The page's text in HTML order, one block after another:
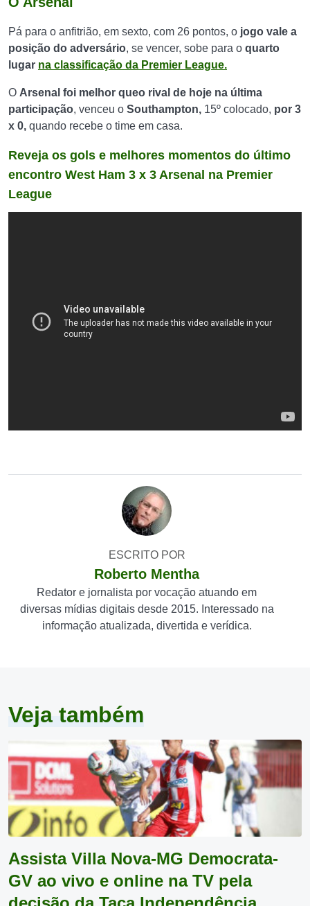
Pá para o anfitrião, em sexto, com 26 pontos, o jogo vale a
posição do adversário, se vencer, sobe para o quarto
lugar na classificação da Premier League.
O Arsenal foi melhor queo rival de hoje na última
participação, venceu o Southampton, 15º colocado, por 3
x 0, quando recebe o time em casa.
Reveja os gols e melhores momentos do último
encontro West Ham 3 x 3 Arsenal na Premier
League
ESCRITO POR
Roberto Mentha
Redator e jornalista por vocação atuando em
diversas mídias digitais desde 2015. Interessado na
informação atualizada, divertida e verídica.
Veja também
Assista Villa Nova-MG Democrata-
GV ao vivo e online na TV pela